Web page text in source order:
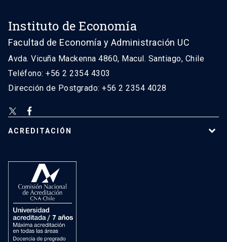
Instituto de Economía
Facultad de Economía y Administración UC
Avda. Vicuña Mackenna 4860, Macul. Santiago, Chile
Teléfono: +56 2 2354 4303
Dirección de Postgrado: +56 2 2354 4028
ACREDITACIÓN